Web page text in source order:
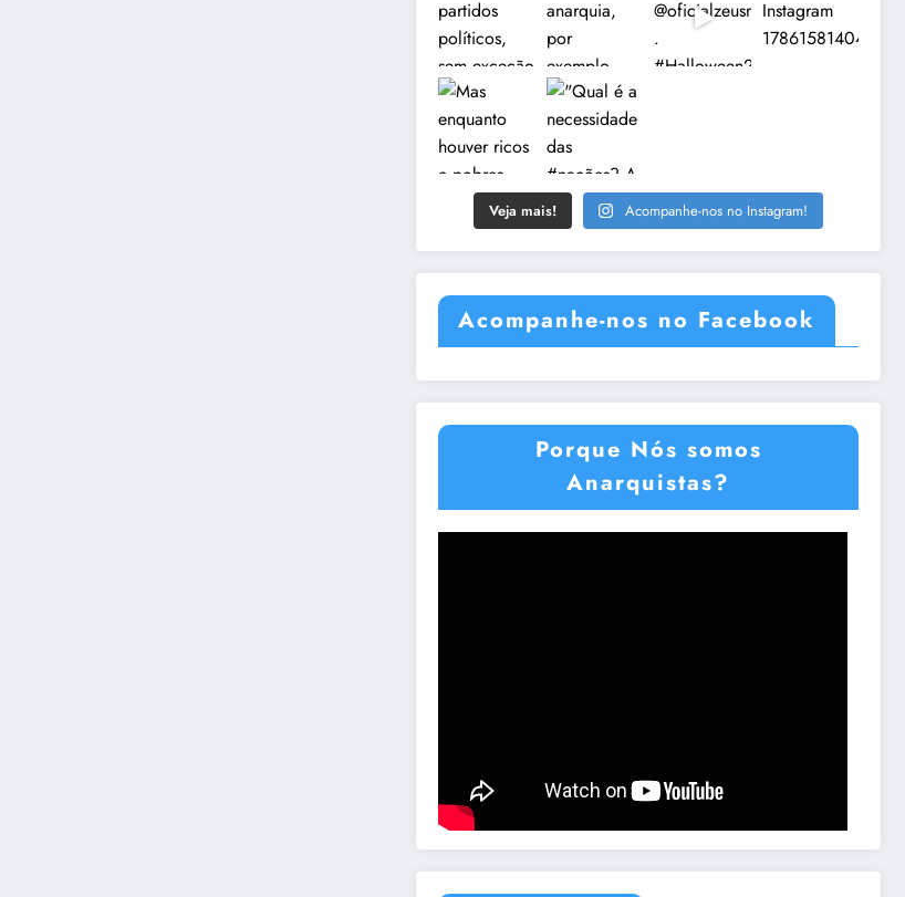
Veja mais! Acompanhe-nos no Instagram!
Acompanhe-nos no Facebook
Porque Nós somos
Anarquistas?